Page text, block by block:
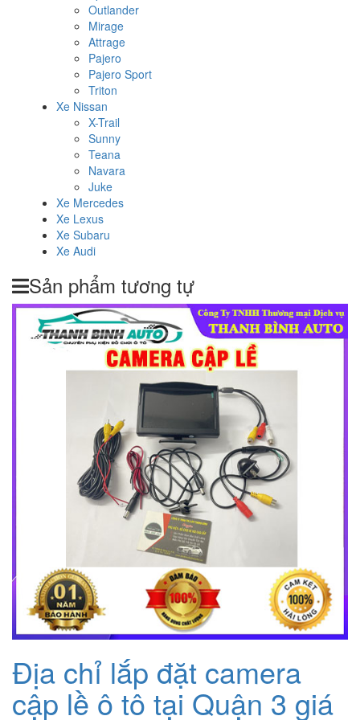
Outlander
Mirage
Attrage
Pajero
Pajero Sport
Triton
Xe Nissan
X-Trail
Sunny
Teana
Navara
Juke
Xe Mercedes
Xe Lexus
Xe Subaru
Xe Audi
Sản phẩm tương tự
Địa chỉ lắp đặt camera
cập lề ô tô tại Quận 3 giá